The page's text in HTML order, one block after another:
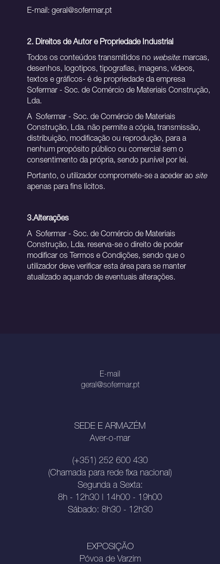
PORTFÓLIO
BLOG
NEWSLETTER
CONTACTOS
PT
E-mail: geral@sofermar.pt
2. Direitos de Autor e Propriedade Industrial
Todos os conteúdos transmitidos no website: marcas,
desenhos, logotipos, tipografias, imagens, vídeos,
textos e gráficos- é de propriedade da empresa
Sofermar - Soc. de Comércio de Materiais Construção,
Lda.
A Sofermar - Soc. de Comércio de Materiais
Construção, Lda. não permite a cópia, transmissão,
distribuição, modificação ou reprodução, para a
nenhum propósito público ou comercial sem o
consentimento da própria, sendo punível por lei.
Portanto, o utilizador compromete-se a aceder ao site
apenas para fins lícitos.
3.Alterações
A Sofermar - Soc. de Comércio de Materiais
Construção, Lda. reserva-se o direito de poder
modificar os Termos e Condições, sendo que o
utilizador deve verificar esta área para se manter
atualizado aquando de eventuais alterações.
E-mail
geral@sofermar.pt
SEDE E ARMAZÉM
Aver-o-mar
(+351) 252 600 430
(Chamada para rede fixa nacional)
Segunda a Sexta:
8h - 12h30 | 14h00 - 19h00
Sábado: 8h30 - 12h30
EXPOSIÇÃO
Póvoa de Varzim